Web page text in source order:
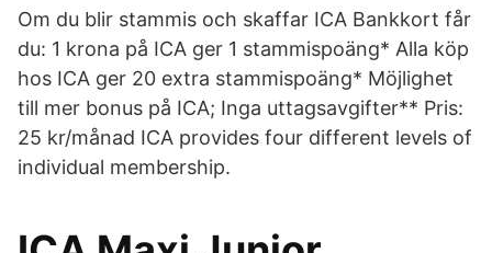
Om du blir stammis och skaffar ICA Bankkort får
du: 1 krona på ICA ger 1 stammispoäng* Alla köp
hos ICA ger 20 extra stammispoäng* Möjlighet
till mer bonus på ICA; Inga uttagsavgifter** Pris:
25 kr/månad ICA provides four different levels of
individual membership.